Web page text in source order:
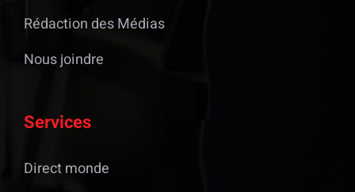
Rédaction des Médias
Nous joindre
Services
Direct monde